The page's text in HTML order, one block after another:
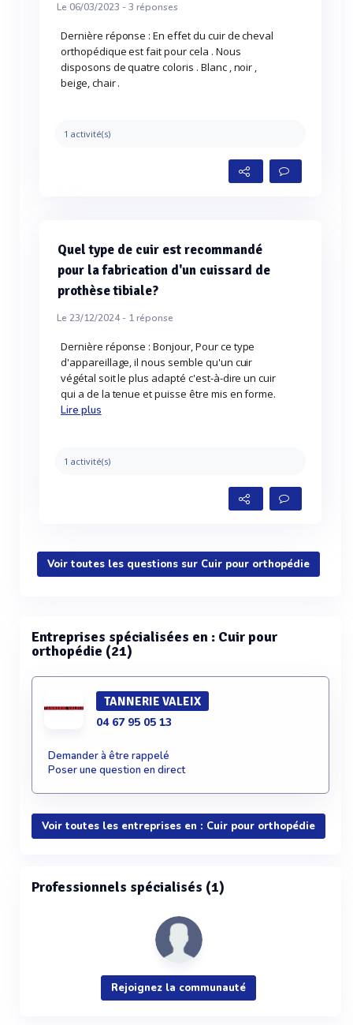
Le 06/03/2023 -3 réponses
Dernière réponse : En effet du cuir de cheval
orthopédique est fait pour cela . Nous
disposons de quatre coloris . Blanc , noir ,
beige, chair .
1 activité(s)
Quel type de cuir est recommandé
pour la fabrication d'un cuissard de
prothèse tibiale?
Le 23/12/2024 - 1réponse
Dernière réponse : Bonjour, Pour ce type
d'appareillage, il nous semble qu'un cuir
végétal soit le plus adapté c'est-à-dire un cuir
qui a de la tenue et puisse être mis en forme.
Lire plus
1 activité(s)
Voir toutes les questions sur Cuir pour orthopédie
Entreprises spécialisées en : Cuir pour
orthopédie (21)
TANNERIE VALEIX
04 67 95 05 13
Demander à être rappelé
Poser une question en direct
Voir toutes les entreprises en : Cuir pour orthopédie
Professionnels spécialisés (1)
Rejoignez la communauté